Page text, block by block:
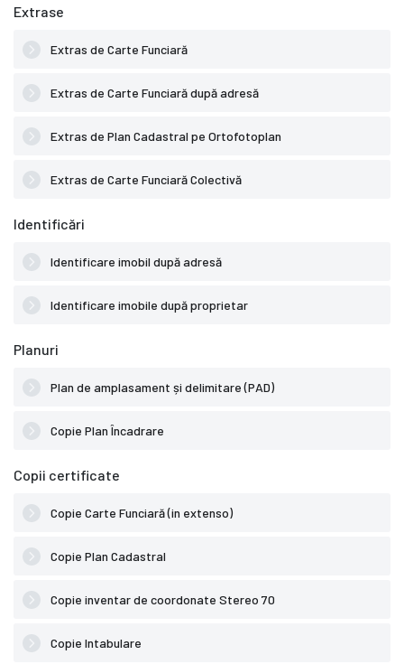
Extrase
Extras de Carte Funciară
Extras de Carte Funciară după adresă
Extras de Plan Cadastral pe Ortofotoplan
Extras de Carte Funciară Colectivă
Identificări
Identificare imobil după adresă
Identificare imobile după proprietar
Planuri
Plan de amplasament și delimitare (PAD)
Copie Plan Încadrare
Copii certificate
Copie Carte Funciară (in extenso)
Copie Plan Cadastral
Copie inventar de coordonate Stereo 70
Copie Intabulare